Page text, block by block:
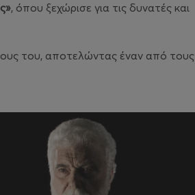
, όπου ξεχώρισε για τις δυνατές και
του, αποτελώντας έναν από τους